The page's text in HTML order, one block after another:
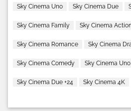
Sky Cinema Uno Sky Cinema Due
Sky Cinema Family Sky Cinema
Sky Cinema Romance Sky Cinema
Sky Cinema Comedy Sky Cinema Uno
Sky Cinema Due +24 Sky Cinema 4K